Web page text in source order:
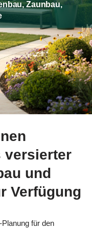
Zaunbau,
versierter
und
Verfügung
für den